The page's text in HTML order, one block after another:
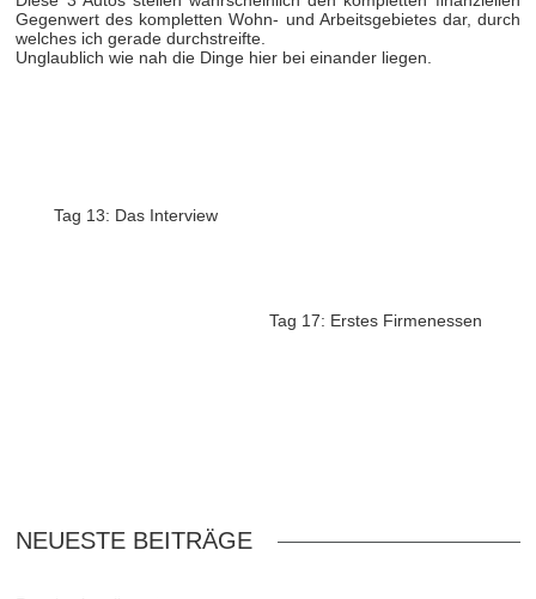
Gegenwert des kompletten Wohn- und Arbeitsgebietes dar, durch
welches ich gerade durchstreifte.
Unglaublich wie nah die Dinge hier bei einander liegen.
Tag 13: Das Interview
Tag 17: Erstes Firmenessen
NEUESTE BEITRÄGE